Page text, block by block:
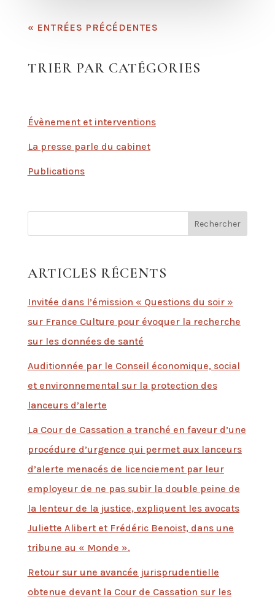
« ENTRÉES PRÉCÉDENTES
TRIER PAR CATÉGORIES
Évènement et interventions
La presse parle du cabinet
Publications
Rechercher
ARTICLES RÉCENTS
Invitée dans l’émission « Questions du soir »
sur France Culture pour évoquer la recherche
sur les données de santé
Auditionnée par le Conseil économique, social
et environnemental sur la protection des
lanceurs d’alerte
La Cour de Cassation a tranché en faveur d’une
procédure d’urgence qui permet aux lanceurs
d’alerte menacés de licenciement par leur
employeur de ne pas subir la double peine de
la lenteur de la justice, expliquent les avocats
Juliette Alibert et Frédéric Benoist, dans une
tribune au « Monde ».
Retour sur une avancée jurisprudentielle
obtenue devant la Cour de Cassation sur les